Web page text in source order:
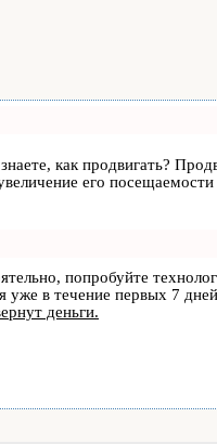
как продвигать?
его
попробуйте
уже в течение первых 7
деньги.